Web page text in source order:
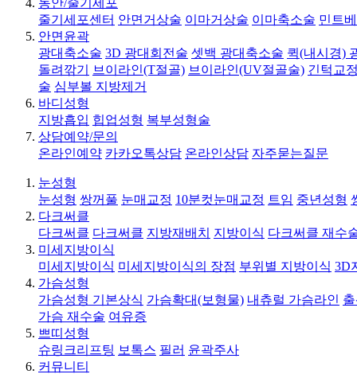
동안/줄기세포
줄기세포센터 안면거상술 이마거상술 이마축소술 민트
안면윤곽
광대축소술 3D 광대회전술 셋백 광대축소술 퀵(내시경)
돌려깎기
브이라인(T절골) 브이라인(UV절골술) 긴턱교
술 심부볼 지방제거
바디성형
지방흡입 힙업성형 복부성형술
상담예약/문의
온라인예약 카카오톡상담 온라인상담 자주묻는질문
눈성형
눈성형 쌍꺼풀 눈매교정 10분컷눈매교정 트임 중년성형
다크써클
다크써클 다크써클 지방재배치 지방이식 다크써클 재수
미세지방이식
미세지방이식 미세지방이식의 장점 부위별 지방이식 3D
가슴성형
가슴성형 기본상식 가슴확대(보형물) 내츄럴 가슴라인
가슴 재수술 여유증
쁘띠성형
슈링크리프팅 보톡스 필러 윤곽주사
커뮤니티